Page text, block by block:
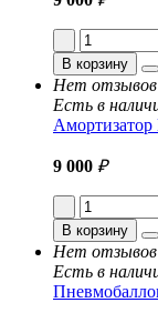
В корзину
Нет отзывов
Есть в
9 000 ₽
В корзину
Нет отзывов
Есть в